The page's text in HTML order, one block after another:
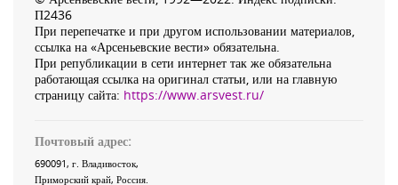
П2436
При перепечатке и при другом использовании материалов,
ссылка на «Арсеньевские вести» обязательна.
При републикации в сети интернет так же обязательна
работающая ссылка на оригинал статьи, или на главную
страницу сайта: https://www.arsvest.ru/
Почтовый адрес:
690091, г. Владивосток,
Приморский край, Россия